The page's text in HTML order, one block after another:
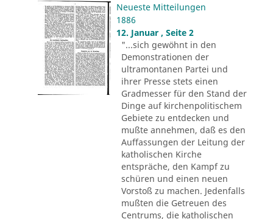
Neueste Mitteilungen
1886
12. Januar , Seite 2
"...sich gewöhnt in den
Demonstrationen der
ultramontanen Partei und
ihrer Presse stets einen
Gradmesser für den Stand der
Dinge auf kirchenpolitischem
Gebiete zu entdecken und
mußte annehmen, daß es den
Auffassungen der Leitung der
katholischen Kirche
entspräche, den Kampf zu
schüren und einen neuen
Vorstoß zu machen. Jedenfalls
mußten die Getreuen des
Centrums, die katholischen